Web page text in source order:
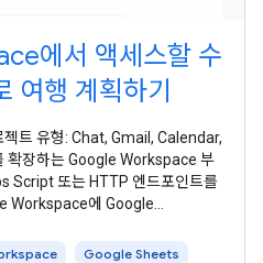
에서 액세스할 수
여행 계획하기
트 유형: Chat, Gmail, Calendar,
확장하는 Google Workspace 부
Script 또는 HTTP 엔드포인트를
Workspace에 Google
내에서 AI 에이전트와
Google Sheets